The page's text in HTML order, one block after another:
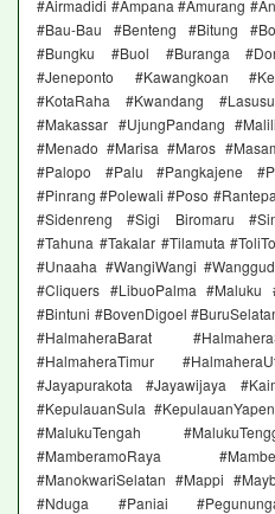
#Airmadidi #Ampana #Amurang
#Bau-Bau #Benteng #Bitung
#Bungku #Buol #Buranga
#Jeneponto #Kawangkoan
#KotaRaha #Kwandang
#Makassar #UjungPandang
#Menado #Marisa #Maros
#Palopo #Palu #Pangkajene
#Pinrang #Polewali #Poso
#Sidenreng #Sigi Biromaru
#Tahuna #Takalar #Tilamuta
#Unaaha #WangiWangi
#Cliquers #LibuoPalma
#Bintuni #BovenDigoel
#HalmaheraBarat
#HalmaheraTimur
#Jayapurakota #Jayawijaya
#KepulauanSula
#MalukuTengah
#MamberamoRaya
#ManokwariSelatan #Mappi
#Nduga #Paniai